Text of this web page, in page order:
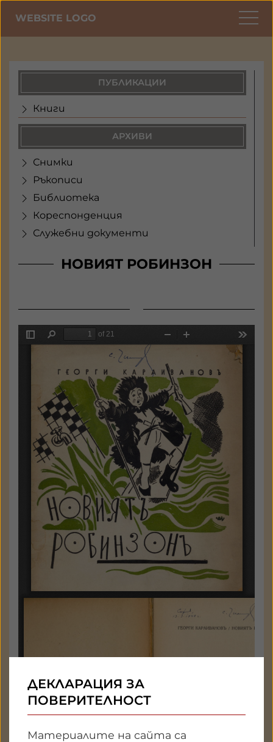
WEBSITE LOGO
ПУБЛИКАЦИИ
Книги
АРХИВИ
Снимки
Ръкописи
Библиотека
Кореспонденция
Служебни документи
НОВИЯТ РОБИНЗОН
ДЕКЛАРАЦИЯ ЗА
ПОВЕРИТЕЛНОСТ
Материалите на сайта са